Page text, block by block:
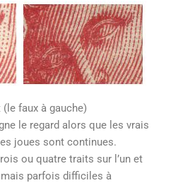
faux à gauche)
le regard alors que les vrais
joues sont continues.
ou quatre traits sur l’un et
parfois difficiles à